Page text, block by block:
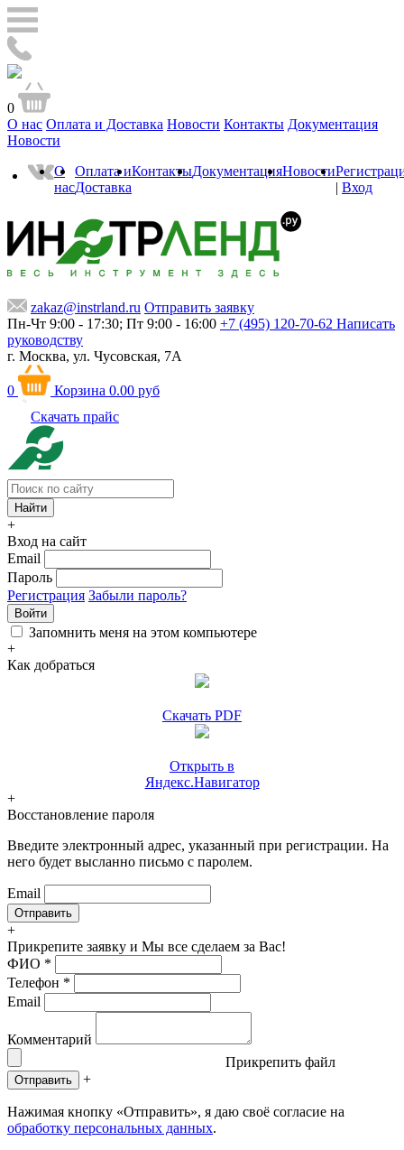
0
О нас Оплата и Доставка Новости Контакты Документация
Новости
О
нас
Оплата и
Доставка
КонтактыДокументацияНовости
| Вход
zakaz@instrland.ru Отправить заявку
Пн-Чт 9:00 - 17:30; Пт 9:00 - 16:00 +7 (495) 120-70-62 Написать
руководству
г. Москва, ул. Чусовская, 7А
0 Корзина 0.00 руб
Скачать прайс
+
Вход на сайт
Email
Пароль
Регистрация Забыли пароль?
Войти
Запомнить меня на этом компьютере
+
Как добраться
Скачать PDF
Открыть в
Яндекс.Навигатор
+
Восстановление пароля
Введите электронный адрес, указанный при регистрации. На
него будет высланно письмо с паролем.
Email
+
Прикрепите заявку и Мы все сделаем за Вас!
ФИО *
Телефон *
Email
Комментарий
Прикрепить файл
Отправить +
Нажимая кнопку «Отправить», я даю своё согласие на
обработку персональных данных.